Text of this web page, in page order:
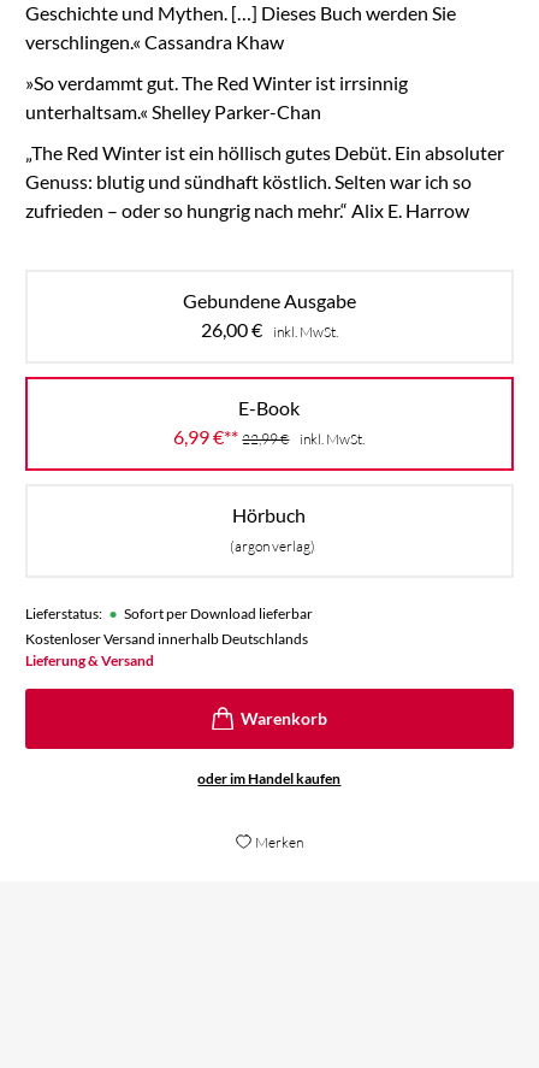
Geschichte und Mythen. […] Dieses Buch werden Sie
verschlingen.« Cassandra Khaw
»So verdammt gut. The Red Winter ist irrsinnig
unterhaltsam.« Shelley Parker-Chan
„The Red Winter ist ein höllisch gutes Debüt. Ein absoluter
Genuss: blutig und sündhaft köstlich. Selten war ich so
zufrieden – oder so hungrig nach mehr.“ Alix E. Harrow
Gebundene Ausgabe
26,00€ inkl. MwSt.
E-Book
6,99€** 22,99€ inkl. MwSt.
Hörbuch
(argon verlag)
Lieferstatus: • Sofort per Download lieferbar
Kostenloser Versand innerhalb Deutschlands
Lieferung & Versand
oder im Handel kaufen
Merken